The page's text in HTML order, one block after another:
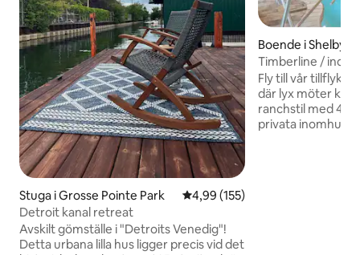
Stuga i Grosse Pointe Park 4,99 av 5 i genomsnittligt
4,99 (155)
Detroit kanal retreat
Avskilt gömställe i "Detroits Venedig"!
Detta urbana lilla hus ligger precis vid det
Boende i Shelby
Timberline /
Fly till vår
där lyx möter
ranchstil med 4
privata